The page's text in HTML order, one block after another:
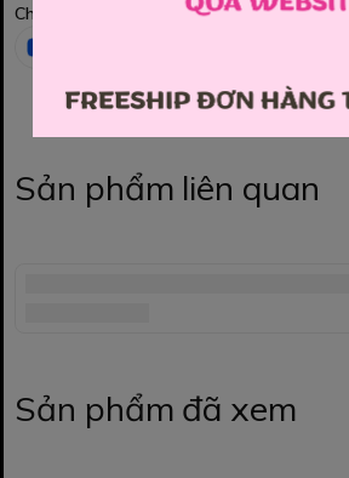
Chia sẻ
Sản phẩm liên quan
Sản phẩm đã xem